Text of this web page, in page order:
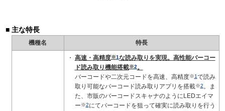
主な特長
機種名 特長
高速・高精度※1な読み取りを実現。高性能バーコー
ド読み取り機能搭載※2。
バーコードや二次元コードを高速、高精度※1で読み
取り可能なバーコード読み取りアプリを搭載※2。ま
た、市販のバーコードスキャナのようにLEDエイマ
ー※2にてバーコードを狙って確実に読み取りを行う